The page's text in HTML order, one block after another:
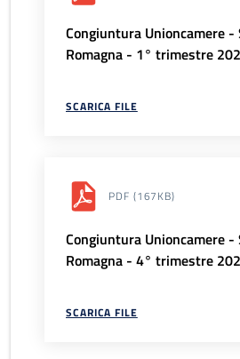
Congiuntura Unioncamere -
Romagna - 1° trimestre
SCARICA FILE
PDF (167KB)
Congiuntura Unioncamere -
Romagna - 4° trimestre
SCARICA FILE